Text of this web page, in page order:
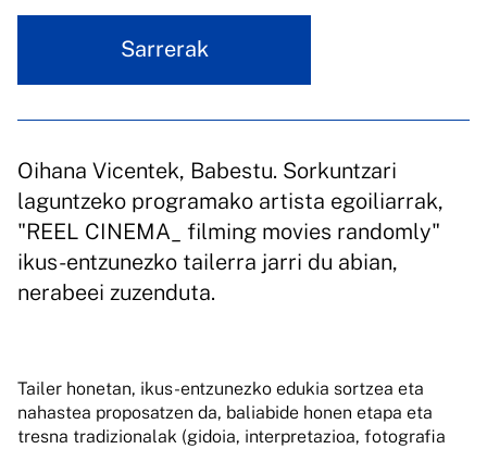
Sarrerak
Oihana Vicentek, Babestu. Sorkuntzari
laguntzeko programako artista egoiliarrak,
"REEL CINEMA_ filming movies randomly"
ikus-entzunezko tailerra jarri du abian,
nerabeei zuzenduta.
Tailer honetan, ikus-entzunezko edukia sortzea eta
nahastea proposatzen da, baliabide honen etapa eta
tresna tradizionalak (gidoia, interpretazioa, fotografia